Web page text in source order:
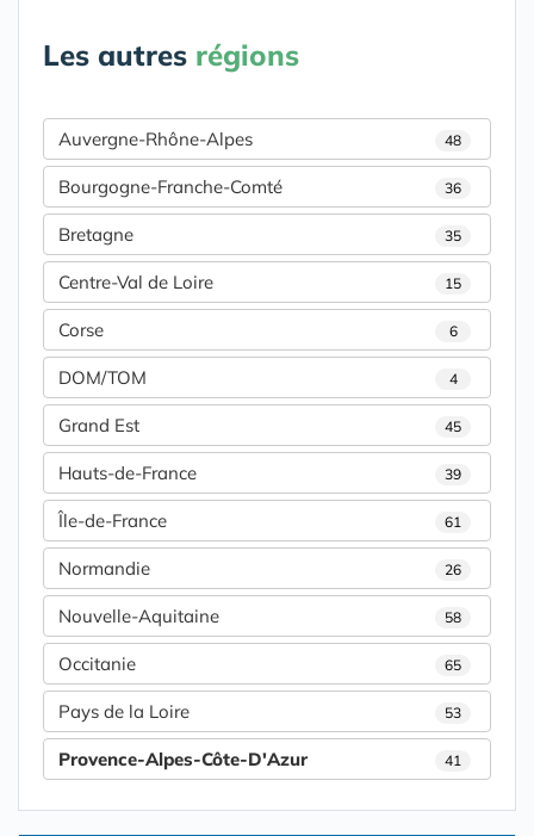
Les autres régions
Auvergne-Rhône-Alpes 48
Bourgogne-Franche-Comté 36
Bretagne 35
Centre-Val de Loire 15
Corse 6
DOM/TOM 4
Grand Est 45
Hauts-de-France 39
Île-de-France 61
Normandie 26
Nouvelle-Aquitaine 58
Occitanie 65
Pays de la Loire 53
Provence-Alpes-Côte-D'Azur 41